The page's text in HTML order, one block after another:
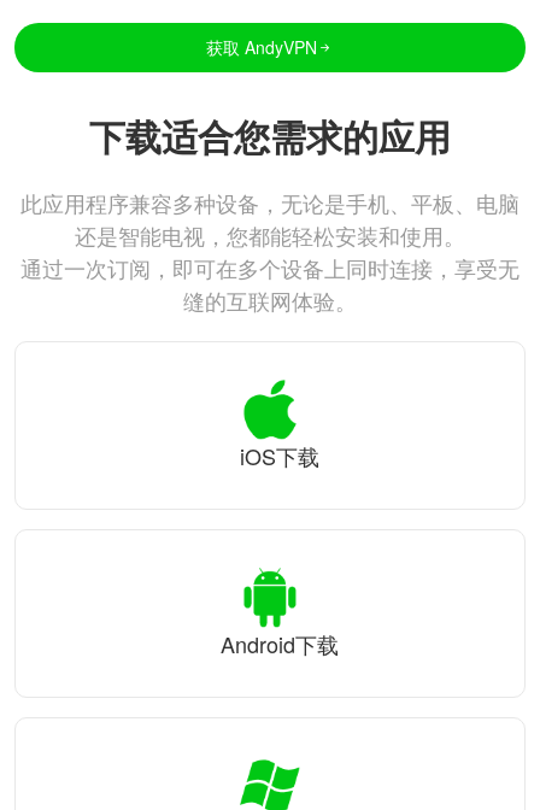
获取 AndyVPN
下载适合您需求的应用
此应用程序兼容多种设备，无论是手机、平板、电脑
还是智能电视，您都能轻松安装和使用。
通过一次订阅，即可在多个设备上同时连接，享受无
缝的互联网体验。
iOS下载
Android下载